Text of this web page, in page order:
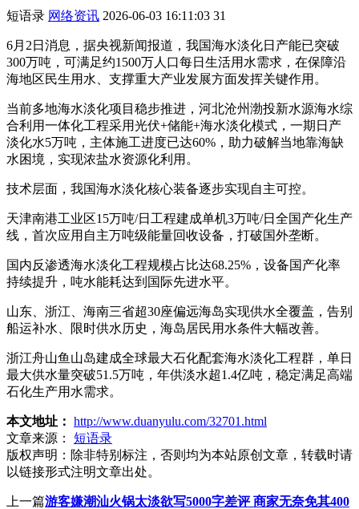
短语录 网络资讯 2026-06-03 16:11:03 31
6月2日消息，据央视新闻报道，我国海水淡化日产能已突破
300万吨，可满足约1500万人口每日生活用水需求，在保障沿
海地区民生用水、支撑重大产业发展方面发挥关键作用。
当前多地海水淡化项目稳步推进，河北沧州渤投新水源海水综
合利用一体化工程采用光伏+储能+海水淡化模式，一期日产
淡化水5万吨，主体施工进度已达60%，助力破解当地靠海缺
水困境，实现浓盐水资源化利用。
技术层面，我国海水淡化核心装备逐步实现自主可控。
天津南港工业区15万吨/日工程建成单机3万吨/日全国产化生产
线，首次应用自主万吨级能量回收设备，打破国外垄断。
国内反渗透海水淡化工程规模占比达68.25%，设备国产化率
持续提升，吨水能耗达到国际先进水平。
山东、浙江、海南三省超30座偏远海岛实现供水全覆盖，告别
船运补水、限时供水历史，海岛居民用水条件大幅改善。
浙江舟山鱼山岛建成全球最大石化配套海水淡化工程群，单日
最大供水量突破51.5万吨，年供淡水超1.4亿吨，稳定满足高端
石化生产用水需求。
本文地址： http://www.duanyulu.com/32701.html
文章来源：
短语录
版权声明： 除非特别标注，否则均为本站原创文章，转载时请
以链接形式注明文章出处。
上一篇游客嫌潮汕火锅太淡欲写5000字差评 商家无奈免其400